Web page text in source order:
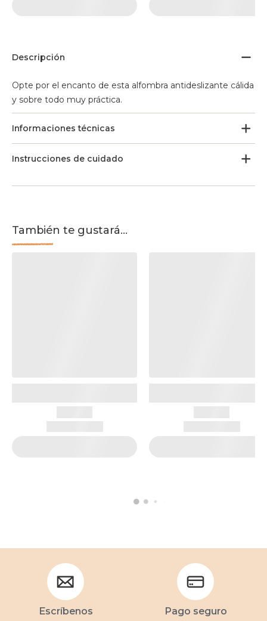
Descripción
Opte por el encanto de esta alfombra antideslizante cálida
y sobre todo muy práctica.
Informaciones técnicas
Instrucciones de cuidado
También te gustará...
Escríbenos Pago seguro